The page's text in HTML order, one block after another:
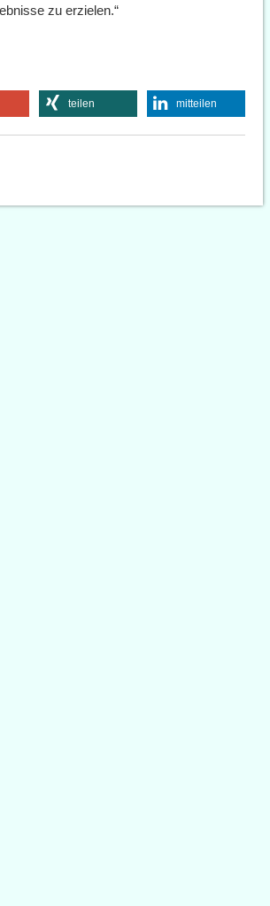
zu erzielen.“
teilen mitteilen